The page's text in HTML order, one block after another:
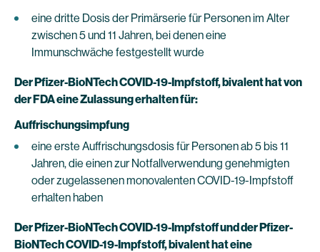
eine dritte Dosis der Primärserie für Personen im Alter
zwischen 5 und 11 Jahren, bei denen eine
Immunschwäche festgestellt wurde
Der Pfizer-BioNTech COVID-19-Impfstoff, bivalent hat von
der FDA eine Zulassung erhalten für:
Auffrischungsimpfung
eine erste Auffrischungsdosis für Personen ab 5 bis 11
Jahren, die einen zur Notfallverwendung genehmigten
oder zugelassenen monovalenten COVID-19-Impfstoff
erhalten haben
Der Pfizer-BioNTech COVID-19-Impfstoff und der Pfizer-
BioNTech COVID-19-Impfstoff, bivalent hat eine